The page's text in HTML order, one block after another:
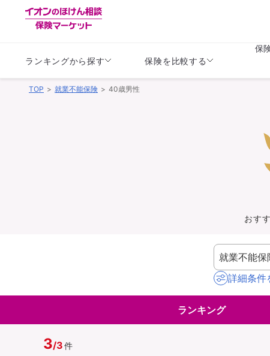
ランキングから探す
バイク保険
ペット保険
スマホ保険
イオンカード会員さま
専用保険（損害保険
保険を比較する
保
TOP 就業不能保険 40歳男性
おす
詳細条件
ランキング
3/3件